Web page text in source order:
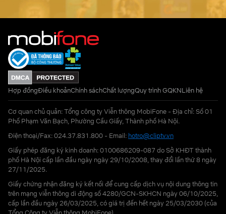
Hợp đồngĐiều khoảnChính sáchChất lượngQuy trình GQKNLiên hệ
Cơ quan chủ quản: Tổng công ty Viễn thông MobiFone - Địa chỉ: Số 01
Phố Phạm Văn Bạch, Phường Cầu Giấy, Thành phố Hà Nội.
Điện thoại/Fax: 024.37.831.800 - Email: hotro@cliptv.vn
Giấy phép đăng ký kinh doanh: 0100686209-087 do Sở KHĐT thành
phố Hà Nội cấp lần đầu ngày ngày 29/10/2008, thay đổi lần thứ 8 ngày
27/11/2025.
Giấy chứng nhận đăng ký kết nối để cung cấp dịch vụ nội dung thông tin
trên mạng viễn thông di động số 4280/GCN-SKHCN ngày 06/10/2025,
cấp lần đầu ngày 26/03/2025, có giá trị đến hết ngày 25/03/2030 (của